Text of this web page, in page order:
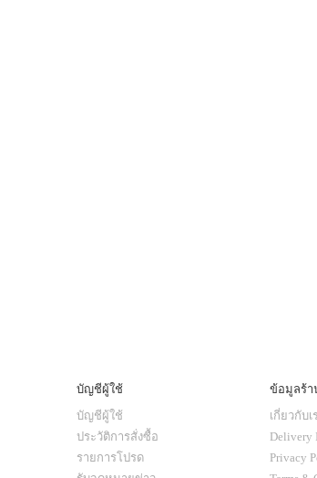
บัญชีผู้ใช้
บัญชีผู้ใช้
ประวัติการสั่งซื้อ
รายการโปรด
ข้อมูลร้า
เกี่ยวกับเ
Delivery
Privacy